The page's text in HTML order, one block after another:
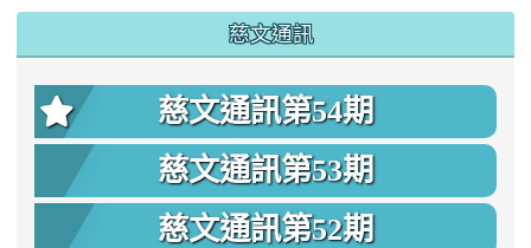
慈文通訊
慈文通訊第54期
慈文通訊第53期
慈文通訊第52期